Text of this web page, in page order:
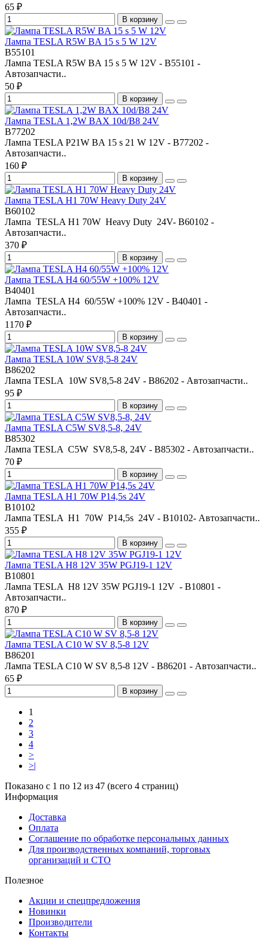
65 ₽
В корзину
Лампа TESLA R5W BA 15 s 5 W 12V
B55101
Лампа TESLA R5W BA 15 s 5 W 12V - B55101 -
Автозапчасти..
50 ₽
В корзину
Лампа TESLA 1,2W BAX 10d/B8 24V
B77202
Лампа TESLA Р21W BA 15 s 21 W 12V - B77202 -
Автозапчасти..
160 ₽
В корзину
Лампа TESLA H1 70W Heavy Duty 24V
B60102
Лампа TESLA H1 70W Heavy Duty 24V- B60102 -
Автозапчасти..
370 ₽
В корзину
Лампа TESLA H4 60/55W +100% 12V
B40401
Лампа TESLA H4 60/55W +100% 12V - B40401 -
Автозапчасти..
1170 ₽
В корзину
Лампа TESLA 10W SV8,5-8 24V
B86202
Лампа TESLA 10W SV8,5-8 24V - B86202 - Автозапчасти..
95 ₽
В корзину
Лампа TESLA C5W SV8,5-8, 24V
B85302
Лампа TESLA C5W SV8,5-8, 24V - B85302 - Автозапчасти..
70 ₽
В корзину
Лампа TESLA H1 70W P14,5s 24V
B10102
Лампа TESLA H1 70W P14,5s 24V - B10102- Автозапчасти..
355 ₽
В корзину
Лампа TESLA H8 12V 35W PGJ19-1 12V
B10801
Лампа TESLA H8 12V 35W PGJ19-1 12V - B10801 -
Автозапчасти..
870 ₽
В корзину
Лампа TESLA С10 W SV 8,5-8 12V
B86201
Лампа TESLA С10 W SV 8,5-8 12V - B86201 - Автозапчасти..
65 ₽
В корзину
1
2
3
4
>
>|
Показано с 1 по 12 из 47 (всего 4 страниц)
Информация
Доставка
Оплата
Соглашение по обработке персональных данных
Для производственных компаний, торговых
организаций и СТО
Полезное
Акции и спецпредложения
Новинки
Производители
Контакты